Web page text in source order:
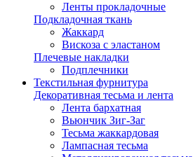
Ленты прокладочные
Подкладочная ткань
Жаккард
Вискоза с эластаном
Плечевые накладки
Подплечники
Текстильная фурнитура
Декоративная тесьма и лента
Лента бархатная
Вьюнчик Зиг-Заг
Тесьма жаккардовая
Лампасная тесьма